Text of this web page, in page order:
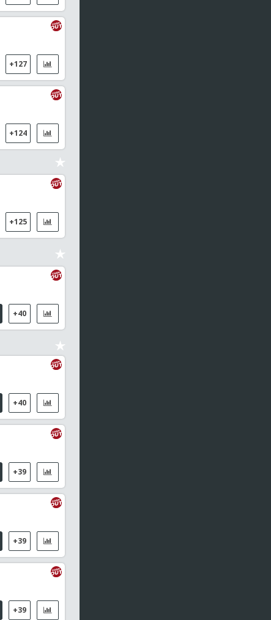
Heliovaara H / Patten H / Buse I / Cobolli F
Miedler L / Polmans M / Goransson A / Ruud C
18:30WTA 1000 - Toronto
Anna Kalinskaya (RUS) / Diana Shnaider (RUS)
18:30 ATP 1000 - Montreal
Luciano Darderi (ITA) / Juncheng Shang (CHI)
18:30WTA 1000 - Toronto Dobles
18:30Atp Challenger Istanbul Ii, Turkey Men Doubles
Bar Biryukov P / Binda A / Ostapenkov D / Pereira T
18:30ATP 1000 - Montreal
18:30FIVB Pro Tour Hamburgo, Fem.
Ittlinger S / van de Velde K / Maximo/Silva Ramos (BRA)
18:30WTA 1000 - Toronto Dobles
18:35MLB
Baltimore Orioles / Los Angeles Angels
Cincinnati Reds / Oakland Athletics
18:55ATP Challenger Plovdiv 2, Bulgaria Men Doubles
Loureiro J V C / Ribeiro E / Papa C / Zheng B
19:00 Liga Europa de la UEFA - Clasificación
Lech Poznan / Klaksvik
Lincoln FC / Omonia Nicosia
+127
+124
+125
+40
+40
+39
+39
+39